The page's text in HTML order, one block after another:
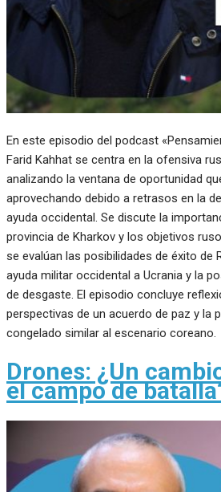
En este episodio del podcast
Farid Kahhat se centra en la ofensiva
analizando la ventana de oportunidad
aprovechando debido a retrasos en la
ayuda occidental. Se discute la
provincia de Kharkov y los objetivos
se evalúan las posibilidades de éxito de
ayuda militar occidental a Ucrania y la
de desgaste. El episodio concluye
perspectivas de un acuerdo de paz y la
congelado similar al escenario coreano.
Drones: ¿Un
el campo de